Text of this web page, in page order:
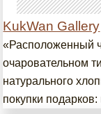
KukWan Gallery
«Расположенный
очаровательном
натурального
покупки